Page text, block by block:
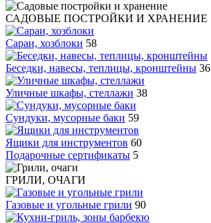
САДОВЫЕ ПОСТРОЙКИ И ХРАНЕНИЕ
Сараи, хозблоки 58
Беседки, навесы, теплицы, кронштейны 36
Уличные шкафы, стеллажи 38
Сундуки, мусорные баки 59
Ящики для инструментов 60
Подарочные сертификаты 5
ГРИЛИ, ОЧАГИ
Газовые и угольные грили 90